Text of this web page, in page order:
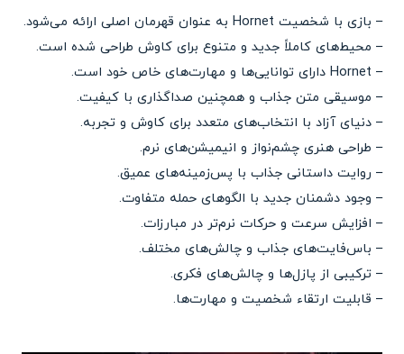
– بازی با شخصیت Hornet به عنوان قهرمان اصلی ارائه می‌شود.
– محیط‌های کاملاً جدید و متنوع برای کاوش طراحی شده است.
– Hornet دارای توانایی‌ها و مهارت‌های خاص خود است.
– موسیقی متن جذاب و همچنین صداگذاری با کیفیت.
– دنیای آزاد با انتخاب‌های متعدد برای کاوش و تجربه.
– طراحی هنری چشم‌نواز و انیمیشن‌های نرم.
– روایت داستانی جذاب با پس‌زمینه‌های عمیق.
– وجود دشمنان جدید با الگوهای حمله متفاوت.
– افزایش سرعت و حرکات نرم‌تر در مبارزات.
– باس‌فایت‌های جذاب و چالش‌های مختلف.
– ترکیبی از پازل‌ها و چالش‌های فکری.
– قابلیت ارتقاء شخصیت و مهارت‌ها.